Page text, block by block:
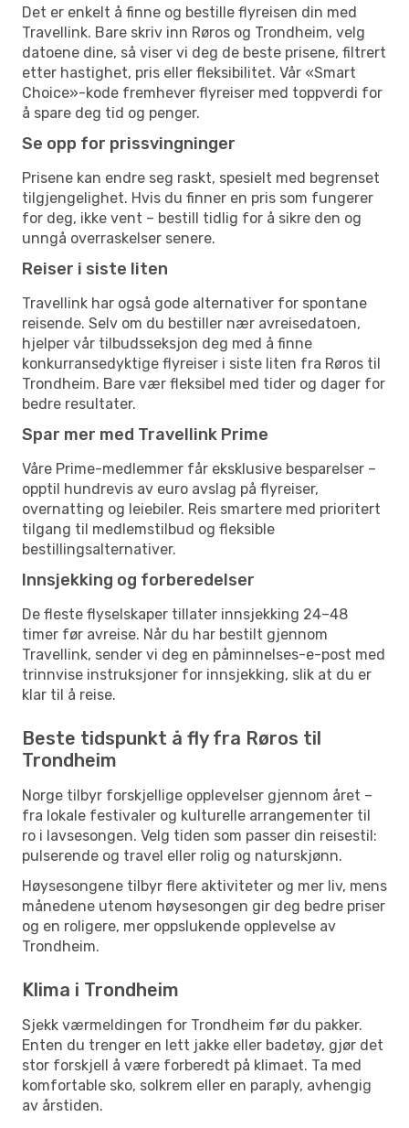
Det er enkelt å finne og bestille flyreisen din med
Travellink. Bare skriv inn Røros og Trondheim, velg
datoene dine, så viser vi deg de beste prisene, filtrert
etter hastighet, pris eller fleksibilitet. Vår «Smart
Choice»-kode fremhever flyreiser med toppverdi for
å spare deg tid og penger.
Se opp for prissvingninger
Prisene kan endre seg raskt, spesielt med begrenset
tilgjengelighet. Hvis du finner en pris som fungerer
for deg, ikke vent – bestill tidlig for å sikre den og
unngå overraskelser senere.
Reiser i siste liten
Travellink har også gode alternativer for spontane
reisende. Selv om du bestiller nær avreisedatoen,
hjelper vår tilbudsseksjon deg med å finne
konkurransedyktige flyreiser i siste liten fra Røros til
Trondheim. Bare vær fleksibel med tider og dager for
bedre resultater.
Spar mer med Travellink Prime
Våre Prime-medlemmer får eksklusive besparelser –
opptil hundrevis av euro avslag på flyreiser,
overnatting og leiebiler. Reis smartere med prioritert
tilgang til medlemstilbud og fleksible
bestillingsalternativer.
Innsjekking og forberedelser
De fleste flyselskaper tillater innsjekking 24–48
timer før avreise. Når du har bestilt gjennom
Travellink, sender vi deg en påminnelses-e-post med
trinnvise instruksjoner for innsjekking, slik at du er
klar til å reise.
Beste tidspunkt å fly fra Røros til
Trondheim
Norge tilbyr forskjellige opplevelser gjennom året –
fra lokale festivaler og kulturelle arrangementer til
ro i lavsesongen. Velg tiden som passer din reisestil:
pulserende og travel eller rolig og naturskjønn.
Høysesongene tilbyr flere aktiviteter og mer liv, mens
månedene utenom høysesongen gir deg bedre priser
og en roligere, mer oppslukende opplevelse av
Trondheim.
Klima i Trondheim
Sjekk værmeldingen for Trondheim før du pakker.
Enten du trenger en lett jakke eller badetøy, gjør det
stor forskjell å være forberedt på klimaet. Ta med
komfortable sko, solkrem eller en paraply, avhengig
av årstiden.